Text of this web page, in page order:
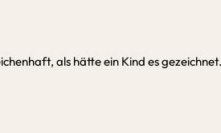
als hätte ein Kind es